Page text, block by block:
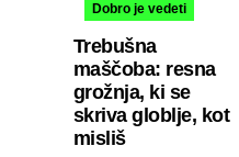
Dobro je vedeti
Trebušna
maščoba: resna
grožnja, ki se
skriva globlje, kot
misliš